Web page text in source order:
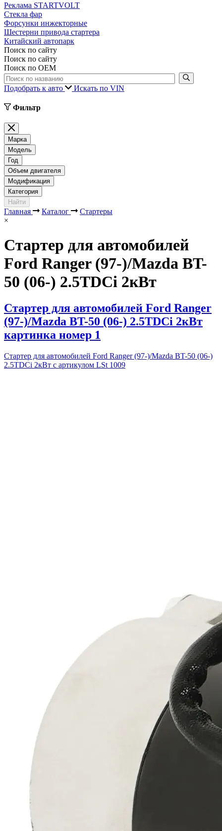
Реклама STARTVOLT
Стекла фар
Форсунки инжекторные
Шестерни привода стартера
Китайский автопарк
Поиск по сайту
Поиск по сайту
Поиск по ОЕМ
Подобрать к авто Искать по VIN
Фильтр
Марка
Модель
Год
Объем двигателя
Модификация
Категория
Найти
Главная Каталог
Стартеры
×
Стартер для автомобилей
Ford Ranger (97-)/Mazda BT-
50 (06-) 2.5TDCi 2кВт
Стартер для автомобилей Ford Ranger
(97-)/Mazda BT-50 (06-) 2.5TDCi 2кВт
картинка номер 1
Стартер для автомобилей Ford Ranger (97-)/Mazda BT-50 (06-)
2.5TDCi 2кВт с артикулом LSt 1009